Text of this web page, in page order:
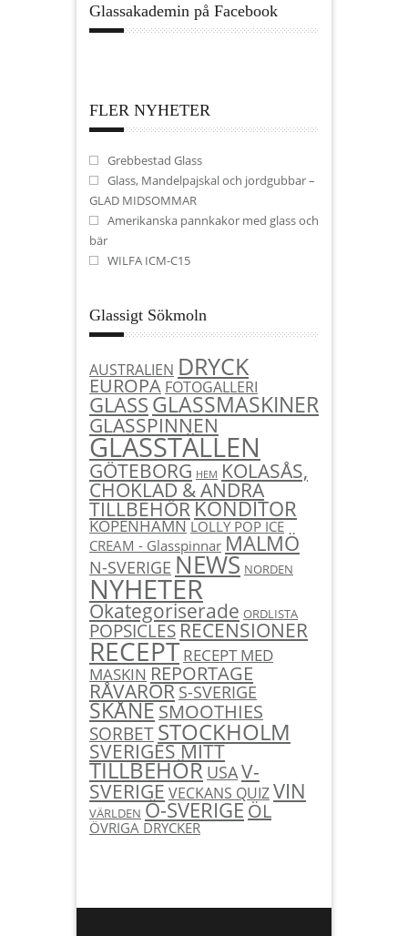
Glassakademin på Facebook
FLER NYHETER
Grebbestad Glass
Glass, Mandelpajskal och jordgubbar –
GLAD MIDSOMMAR
Amerikanska pannkakor med glass och
bär
WILFA ICM-C15
Glassigt Sökmoln
AUSTRALIEN DRYCK
EUROPA FOTOGALLERI
GLASSGLASSMASKINER
GLASSPINNEN
GLASSTÄLLEN
GÖTEBORG HEM KOLASÅS,
CHOKLAD & ANDRA
TILLBEHÖRKONDITOR
KÖPENHAMN LOLLY POP ICE
CREAM - Glasspinnar MALMÖ
N-SVERIGE NEWS NORDEN
NYHETER
Okategoriserade ORDLISTA
POPSICLESRECENSIONER
RECEPT RECEPT MED
MASKIN REPORTAGE
RÅVARORS-SVERIGE
SKÅNESMOOTHIES
SORBETSTOCKHOLM
SVERIGES MITT
TILLBEHÖR USAV-
SVERIGEVECKANS QUIZVIN
VÄRLDEN Ö-SVERIGEÖL
ÖVRIGA DRYCKER